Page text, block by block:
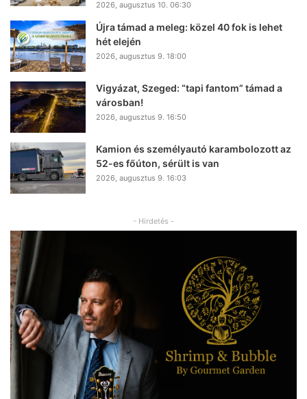
2026, augusztus 10. 06:30
Újra támad a meleg: közel 40 fok is lehet
hét elején
2026, augusztus 9. 18:00
Vigyázat, Szeged: “tapi fantom” támad a
városban!
2026, augusztus 9. 16:50
Kamion és személyautó karambolozott az
52-es főúton, sérült is van
2026, augusztus 9. 16:03
- Hirdetés -